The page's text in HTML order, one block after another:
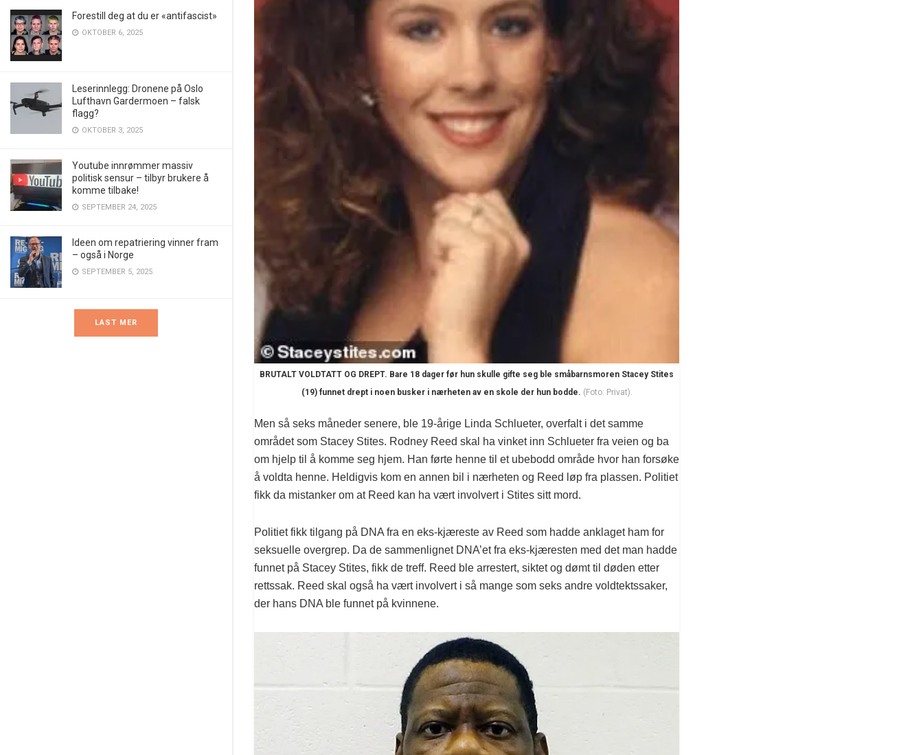
Forestill deg at du er «antifascist»
OKTOBER 6, 2025
Leserinnlegg: Dronene på Oslo
Lufthavn Gardermoen – falsk
flagg?
OKTOBER 3, 2025
Youtube innrømmer massiv
politisk sensur – tilbyr brukere å
komme tilbake!
SEPTEMBER 24, 2025
Ideen om repatriering vinner fram
– også i Norge
SEPTEMBER 5, 2025
LAST MER
BRUTALT VOLDTATT OG DREPT. Bare 18 dager før hun skulle gifte seg ble småbarnsmoren Stacey Stites
(19) funnet drept i noen busker i nærheten av en skole der hun bodde. (Foto: Privat).
Men så seks måneder senere, ble 19-årige Linda Schlueter, overfalt i det samme
området som Stacey Stites. Rodney Reed skal ha vinket inn Schlueter fra veien og ba
om hjelp til å komme seg hjem. Han førte henne til et ubebodd område hvor han forsøke
å voldta henne. Heldigvis kom en annen bil i nærheten og Reed løp fra plassen. Politiet
fikk da mistanker om at Reed kan ha vært involvert i Stites sitt mord.
Politiet fikk tilgang på DNA fra en eks-kjæreste av Reed som hadde anklaget ham for
seksuelle overgrep. Da de sammenlignet DNA’et fra eks-kjæresten med det man hadde
funnet på Stacey Stites, fikk de treff. Reed ble arrestert, siktet og dømt til døden etter
rettssak. Reed skal også ha vært involvert i så mange som seks andre voldtektssaker,
der hans DNA ble funnet på kvinnene.